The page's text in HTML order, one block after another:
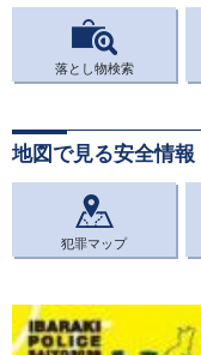
落とし物検索
地図で見る安全情報
犯罪マップ